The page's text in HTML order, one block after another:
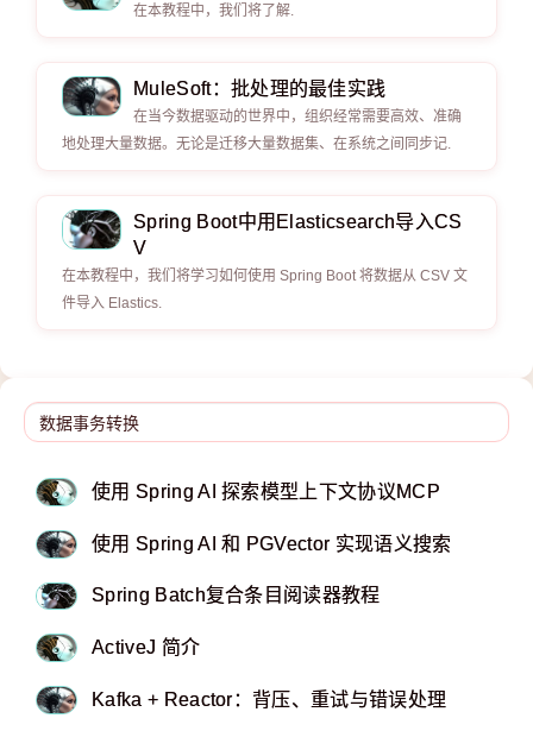
在本教程中，我们将了解.
MuleSoft：批处理的最佳实践
在当今数据驱动的世界中，组织经常需要高效、准确
地处理大量数据。无论是迁移大量数据集、在系统之间同步记.
Spring Boot中用Elasticsearch导入CS
V
在本教程中，我们将学习如何使用 Spring Boot 将数据从 CSV 文
件导入 Elastics.
使用 Spring AI 探索模型上下文协议MCP
使用 Spring AI 和 PGVector 实现语义搜索
Spring Batch复合条目阅读器教程
ActiveJ 简介
Kafka + Reactor：背压、重试与错误处理